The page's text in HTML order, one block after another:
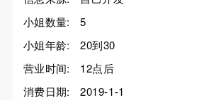
小姐数量:
5
小姐年龄:
20到30
营业时间:
12点后
消费日期:
2019-1-1